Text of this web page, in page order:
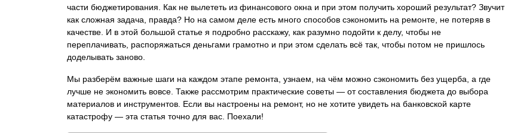
части бюджетирования. Как не вылететь из финансового окна и при этом получить хороший результат? Звучит
как сложная задача, правда? Но на самом деле есть много способов сэкономить на ремонте, не потеряв в
качестве. И в этой большой статье я подробно расскажу, как разумно подойти к делу, чтобы не
переплачивать, распоряжаться деньгами грамотно и при этом сделать всё так, чтобы потом не пришлось
доделывать заново.
Мы разберём важные шаги на каждом этапе ремонта, узнаем, на чём можно сэкономить без ущерба, а где
лучше не экономить вовсе. Также рассмотрим практические советы — от составления бюджета до выбора
материалов и инструментов. Если вы настроены на ремонт, но не хотите увидеть на банковской карте
катастрофу — эта статья точно для вас. Поехали!